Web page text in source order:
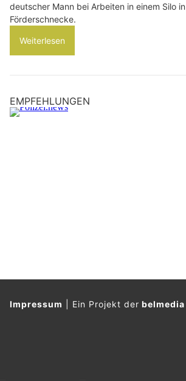
deutscher Mann bei Arbeiten in einem Silo
Förderschnecke.
Weiterlesen
EMPFEHLUNGEN
Impressum Ein Projekt derbelmedia